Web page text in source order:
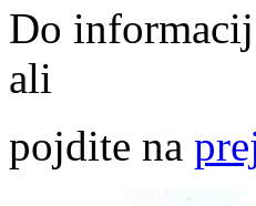
Do
ali
pojdite na